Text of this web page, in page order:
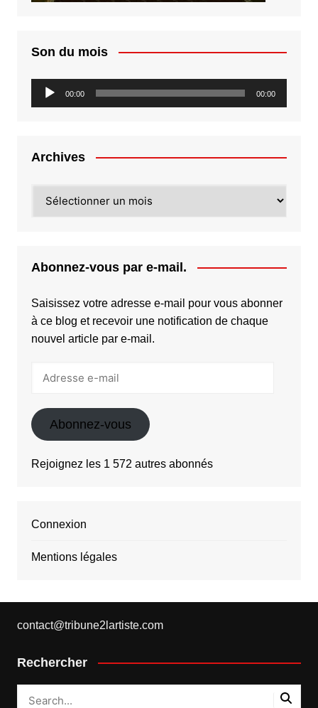
Son du mois
Lecteur
audio
00:00 00:00
Archives
Abonnez-vous par e-mail.
Saisissez votre adresse e-mail pour vous abonner
à ce blog et recevoir une notification de chaque
nouvel article par e-mail.
Abonnez-vous
Rejoignez les 1 572 autres abonnés
Connexion
Mentions légales
contact@tribune2lartiste.com
Rechercher